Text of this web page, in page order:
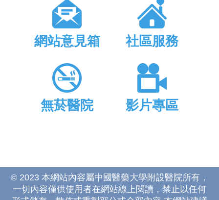
網站意見箱 社區服務
無菸醫院 影片專區
© 2023 本網站內容屬中國醫藥大學附設醫院所有，
一切內容僅供使用者在網站線上閱讀，禁止以任何